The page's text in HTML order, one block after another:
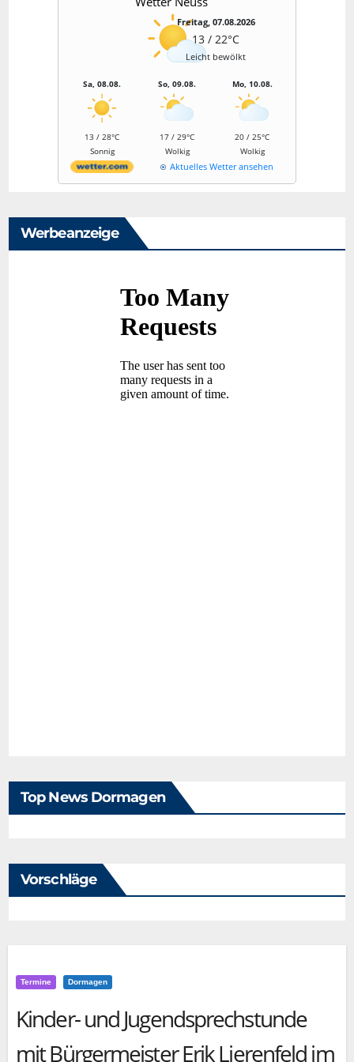
Freitag, 07.08.2026
13 / 22°C
Leicht bewölkt
Sa, 08.08.
13 / 28°C
Sonnig
So, 09.08.
17 / 29°C
Wolkig
Mo, 10.08.
20 / 25°C
Wolkig
Aktuelles Wetter ansehen
Werbeanzeige
Top News Dormagen
Vorschläge
Termine Dormagen
Kinder- und Jugendsprechstunde
mit Bürgermeister Erik Lierenfeld im